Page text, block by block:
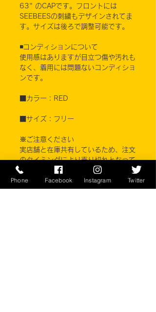
63" のCAPです。フロントには
SEEBEESの刺繍もデザインされてま
す。サイズは後ろで調整可能です。
◾️コンディションについて
使用感はありますが目立つ傷や汚れも
なく、着用には問題ないコンディショ
ンです。
■カラー：RED
■サイズ：フリー
※ご注意ください
実店舗と在庫共有しているため、注文
のタイミングにより売り切れとなって
しまう場合がございます。
お客様のご覧になっている環境により
商品の色が違う場合がございます。
Phone Facebook Instagram Twitter